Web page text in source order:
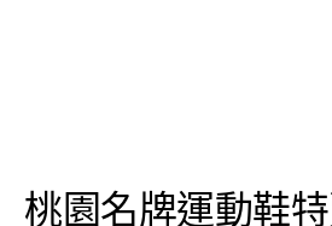
桃園名牌運動鞋